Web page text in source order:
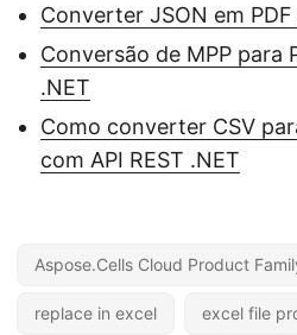
Converter JSON em
Conversão de MPP para
.NET
Como converter CSV
com API REST .NET
Aspose.Cells Cloud Product
replace in excel excel file